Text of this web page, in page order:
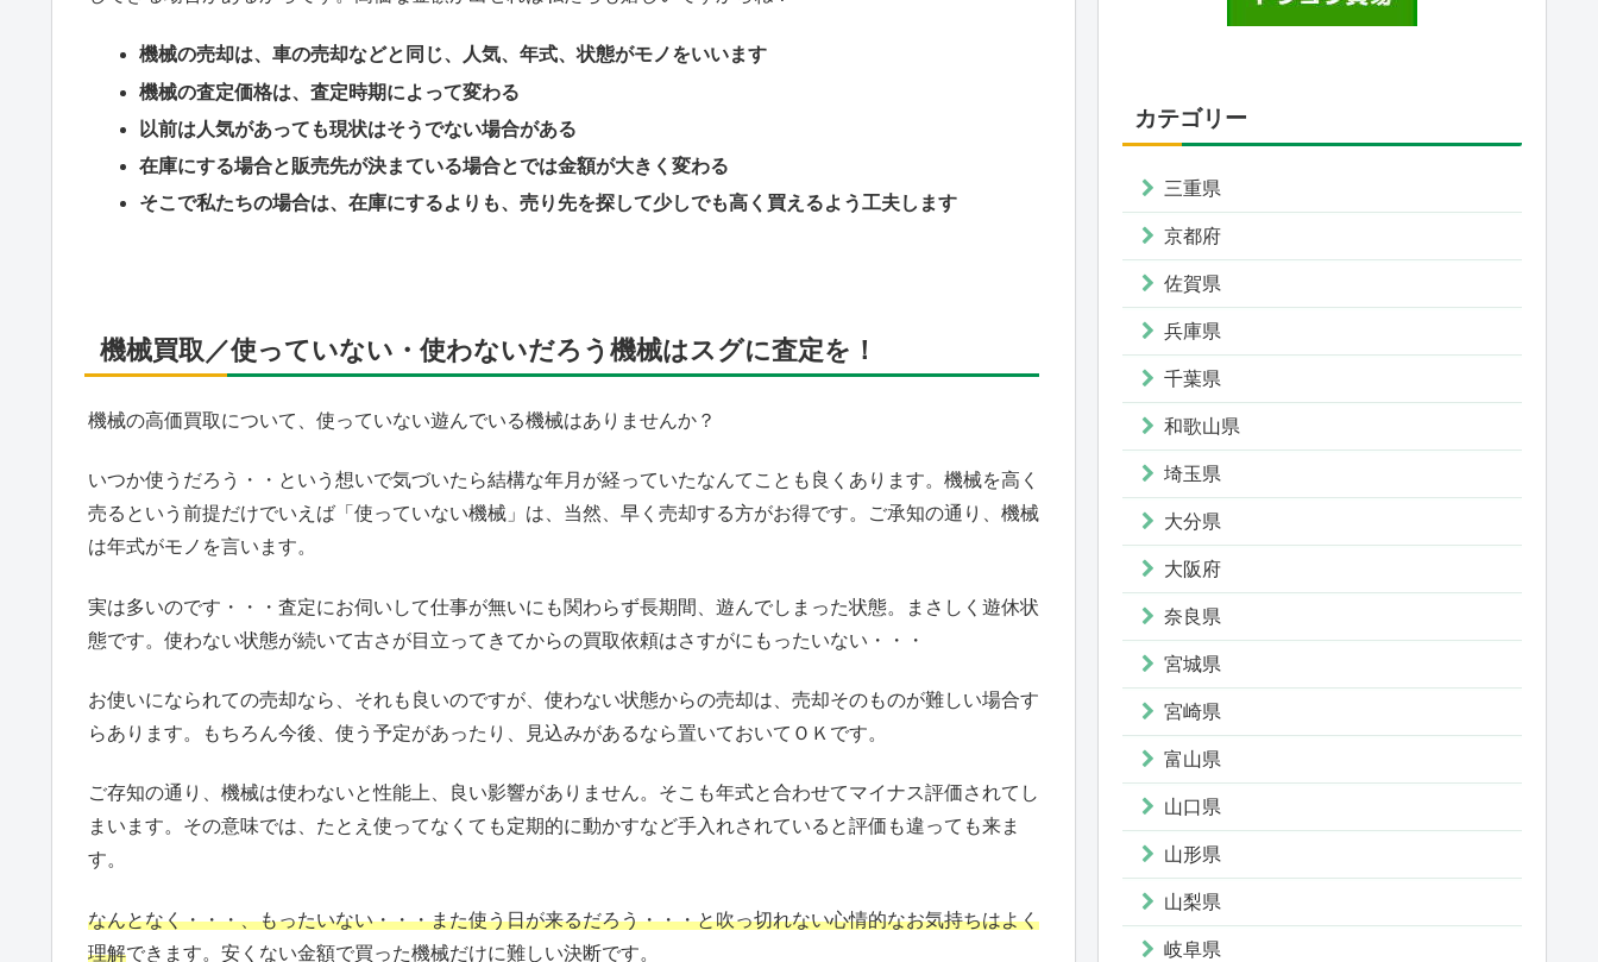
機械の売却は、車の売却などと同じ、人気、年式、状態がモノをいいます
機械の査定価格は、査定時期によって変わる
以前は人気があっても現状はそうでない場合がある
在庫にする場合と販売先が決まている場合とでは金額が大きく変わる
そこで私たちの場合は、在庫にするよりも、売り先を探して少しでも高く買えるよう工夫します
機械買取／使っていない・使わないだろう機械はスグに査定を！
機械の高価買取について、使っていない遊んでいる機械はありませんか？
いつか使うだろう・・という想いで気づいたら結構な年月が経っていたなんてことも良くあります。機械を高く
売るという前提だけでいえば「使っていない機械」は、当然、早く売却する方がお得です。ご承知の通り、機械
は年式がモノを言います。
実は多いのです・・・査定にお伺いして仕事が無いにも関わらず長期間、遊んでしまった状態。まさしく遊休状
態です。使わない状態が続いて古さが目立ってきてからの買取依頼はさすがにもったいない・・・
お使いになられての売却なら、それも良いのですが、使わない状態からの売却は、売却そのものが難しい場合す
らあります。もちろん今後、使う予定があったり、見込みがあるなら置いておいてＯＫです。
ご存知の通り、機械は使わないと性能上、良い影響がありません。そこも年式と合わせてマイナス評価されてし
まいます。その意味では、たとえ使ってなくても定期的に動かすなど手入れされていると評価も違っても来ま
す。
なんとなく・・・、もったいない・・・また使う日が来るだろう・・・と吹っ切れない心情的なお気持ちはよく
理解できます。安くない金額で買った機械だけに難しい決断です。
カテゴリー
三重県
京都府
佐賀県
兵庫県
千葉県
和歌山県
埼玉県
大分県
大阪府
奈良県
宮城県
宮崎県
富山県
山口県
山形県
山梨県
岐阜県